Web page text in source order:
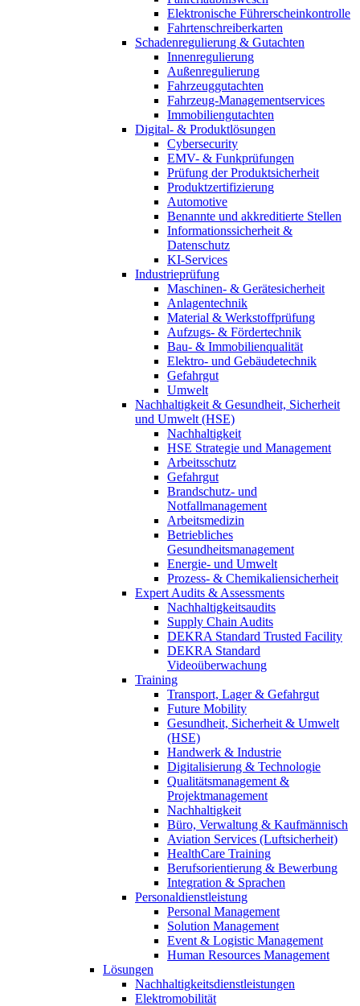
Elektronische Führerscheinkontrolle
Fahrtenschreiberkarten
Schadenregulierung & Gutachten
Innenregulierung
Außenregulierung
Fahrzeuggutachten
Fahrzeug-Managementservices
Immobiliengutachten
Digital- & Produktlösungen
Cybersecurity
EMV- & Funkprüfungen
Prüfung der Produktsicherheit
Produktzertifizierung
Automotive
Benannte und akkreditierte Stellen
Informationssicherheit &
Datenschutz
KI-Services
Industrieprüfung
Maschinen- & Gerätesicherheit
Anlagentechnik
Material & Werkstoffprüfung
Aufzugs- & Fördertechnik
Bau- & Immobilienqualität
Elektro- und Gebäudetechnik
Gefahrgut
Umwelt
Nachhaltigkeit & Gesundheit, Sicherheit
und Umwelt (HSE)
Nachhaltigkeit
HSE Strategie und Management
Arbeitsschutz
Gefahrgut
Brandschutz- und
Notfallmanagement
Arbeitsmedizin
Betriebliches
Gesundheitsmanagement
Energie- und Umwelt
Prozess- & Chemikaliensicherheit
Expert Audits & Assessments
Nachhaltigkeitsaudits
Supply Chain Audits
DEKRA Standard Trusted Facility
DEKRA Standard
Videoüberwachung
Training
Transport, Lager & Gefahrgut
Future Mobility
Gesundheit, Sicherheit & Umwelt
(HSE)
Handwerk & Industrie
Digitalisierung & Technologie
Qualitätsmanagement &
Projektmanagement
Nachhaltigkeit
Büro, Verwaltung & Kaufmännisch
Aviation Services (Luftsicherheit)
HealthCare Training
Berufsorientierung & Bewerbung
Integration & Sprachen
Personaldienstleistung
Personal Management
Solution Management
Event & Logistic Management
Human Resources Management
Lösungen
Nachhaltigkeitsdienstleistungen
Elektromobilität